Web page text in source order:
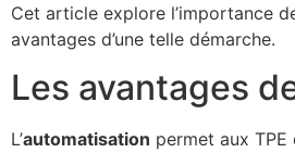
Cet article explore l’importance
avantages d’une telle démarche.
Les avantages
L’automatisation permet aux